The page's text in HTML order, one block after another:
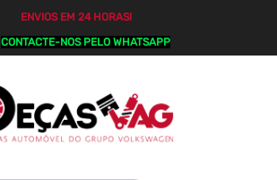
ENVIOS EM 24 HORAS!
CONTACTE-NOS PELO WHATSAPP